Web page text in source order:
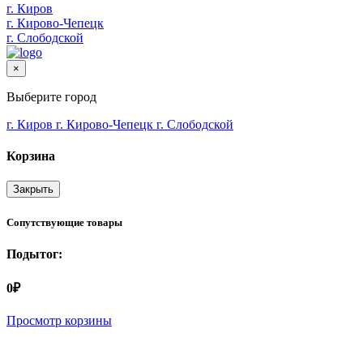
г. Киров
г. Кирово-Чепецк
г. Слободской
×
Выберите город
г. Киров г. Кирово-Чепецк г. Слободской
Корзина
Закрыть
Сопутствующие товары
Подытог:
0₽
Просмотр корзины